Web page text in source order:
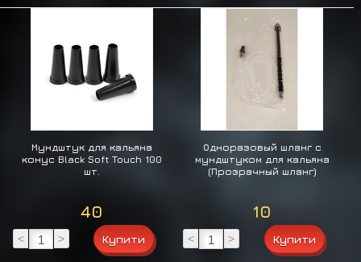
Мундштук для кальяна
конус Black Soft Touch 100
шт.
40
< >
Одноразовый шланг с
мундштуком для кальяна
(Прозрачный шланг)
10
< >